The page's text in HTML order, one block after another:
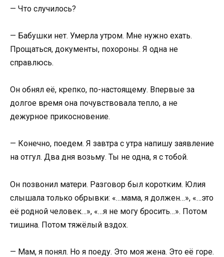
— Что случилось?
— Бабушки нет. Умерла утром. Мне нужно ехать.
Прощаться, документы, похороны. Я одна не
справлюсь.
Он обнял её, крепко, по-настоящему. Впервые за
долгое время она почувствовала тепло, а не
дежурное прикосновение.
— Конечно, поедем. Я завтра с утра напишу заявление
на отгул. Два дня возьму. Ты не одна, я с тобой.
Он позвонил матери. Разговор был коротким. Юлия
слышала только обрывки: «…мама, я должен…», «…это
её родной человек…», «…я не могу бросить…». Потом
тишина. Потом тяжёлый вздох.
— Мам, я понял. Но я поеду. Это моя жена. Это её горе.